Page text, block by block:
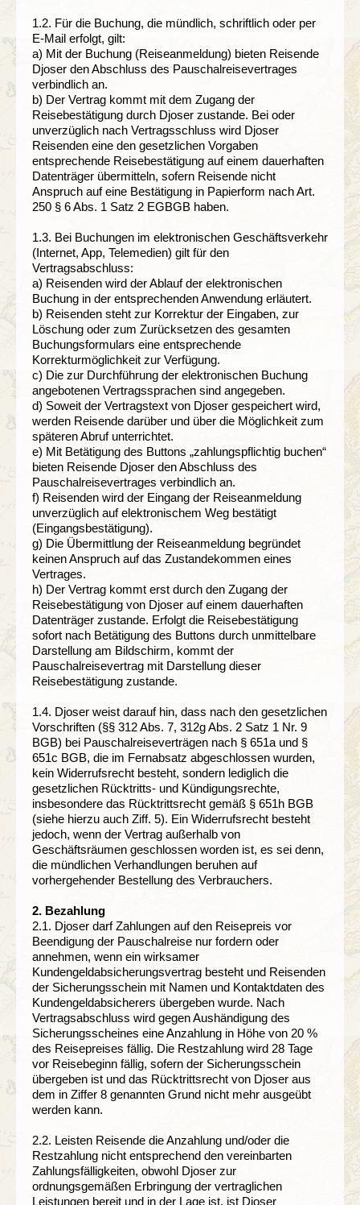
1.2. Für die Buchung, die mündlich, schriftlich oder per
E-Mail erfolgt, gilt:
a) Mit der Buchung (Reiseanmeldung) bieten Reisende
Djoser den Abschluss des Pauschalreisevertrages
verbindlich an.
b) Der Vertrag kommt mit dem Zugang der
Reisebestätigung durch Djoser zustande. Bei oder
unverzüglich nach Vertragsschluss wird Djoser
Reisenden eine den gesetzlichen Vorgaben
entsprechende Reisebestätigung auf einem dauerhaften
Datenträger übermitteln, sofern Reisende nicht
Anspruch auf eine Bestätigung in Papierform nach Art.
250 § 6 Abs. 1 Satz 2 EGBGB haben.
1.3. Bei Buchungen im elektronischen Geschäftsverkehr
(Internet, App, Telemedien) gilt für den
Vertragsabschluss:
a) Reisenden wird der Ablauf der elektronischen
Buchung in der entsprechenden Anwendung erläutert.
b) Reisenden steht zur Korrektur der Eingaben, zur
Löschung oder zum Zurücksetzen des gesamten
Buchungsformulars eine entsprechende
Korrekturmöglichkeit zur Verfügung.
c) Die zur Durchführung der elektronischen Buchung
angebotenen Vertragssprachen sind angegeben.
d) Soweit der Vertragstext von Djoser gespeichert wird,
werden Reisende darüber und über die Möglichkeit zum
späteren Abruf unterrichtet.
e) Mit Betätigung des Buttons „zahlungspflichtig buchen“
bieten Reisende Djoser den Abschluss des
Pauschalreisevertrages verbindlich an.
f) Reisenden wird der Eingang der Reiseanmeldung
unverzüglich auf elektronischem Weg bestätigt
(Eingangsbestätigung).
g) Die Übermittlung der Reiseanmeldung begründet
keinen Anspruch auf das Zustandekommen eines
Vertrages.
h) Der Vertrag kommt erst durch den Zugang der
Reisebestätigung von Djoser auf einem dauerhaften
Datenträger zustande. Erfolgt die Reisebestätigung
sofort nach Betätigung des Buttons durch unmittelbare
Darstellung am Bildschirm, kommt der
Pauschalreisevertrag mit Darstellung dieser
Reisebestätigung zustande.
1.4. Djoser weist darauf hin, dass nach den gesetzlichen
Vorschriften (§§ 312 Abs. 7, 312g Abs. 2 Satz 1 Nr. 9
BGB) bei Pauschalreiseverträgen nach § 651a und §
651c BGB, die im Fernabsatz abgeschlossen wurden,
kein Widerrufsrecht besteht, sondern lediglich die
gesetzlichen Rücktritts- und Kündigungsrechte,
insbesondere das Rücktrittsrecht gemäß § 651h BGB
(siehe hierzu auch Ziff. 5). Ein Widerrufsrecht besteht
jedoch, wenn der Vertrag außerhalb von
Geschäftsräumen geschlossen worden ist, es sei denn,
die mündlichen Verhandlungen beruhen auf
vorhergehender Bestellung des Verbrauchers.
2. Bezahlung
2.1. Djoser darf Zahlungen auf den Reisepreis vor
Beendigung der Pauschalreise nur fordern oder
annehmen, wenn ein wirksamer
Kundengeldabsicherungsvertrag besteht und Reisenden
der Sicherungsschein mit Namen und Kontaktdaten des
Kundengeldabsicherers übergeben wurde. Nach
Vertragsabschluss wird gegen Aushändigung des
Sicherungsscheines eine Anzahlung in Höhe von 20 %
des Reisepreises fällig. Die Restzahlung wird 28 Tage
vor Reisebeginn fällig, sofern der Sicherungsschein
übergeben ist und das Rücktrittsrecht von Djoser aus
dem in Ziffer 8 genannten Grund nicht mehr ausgeübt
werden kann.
2.2. Leisten Reisende die Anzahlung und/oder die
Restzahlung nicht entsprechend den vereinbarten
Zahlungsfälligkeiten, obwohl Djoser zur
ordnungsgemäßen Erbringung der vertraglichen
Leistungen bereit und in der Lage ist, ist Djoser